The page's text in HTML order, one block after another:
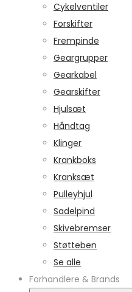
Cykelventiler
Forskifter
Frempinde
Geargrupper
Gearkabel
Gearskifter
Hjulsæt
Håndtag
Klinger
Krankboks
Kranksæt
Pulleyhjul
Sadelpind
Skivebremser
Støtteben
Se alle
Forhandlere & Brands